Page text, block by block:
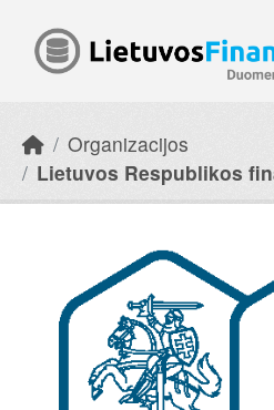
Organizacijos
Lietuvos Respublikos